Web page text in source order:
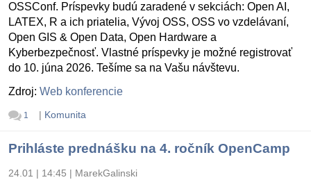
OSSConf. Príspevky budú zaradené v sekciách: Open AI,
LATEX, R a ich priatelia, Vývoj OSS, OSS vo vzdelávaní,
Open GIS & Open Data, Open Hardware a
Kyberbezpečnosť. Vlastné príspevky je možné registrovať
do 10. júna 2026. Tešíme sa na Vašu návštevu.
Zdroj: Web konferencie
1 | Komunita
Prihláste prednášku na 4. ročník OpenCamp
24.01 | 14:45 | MarekGalinski